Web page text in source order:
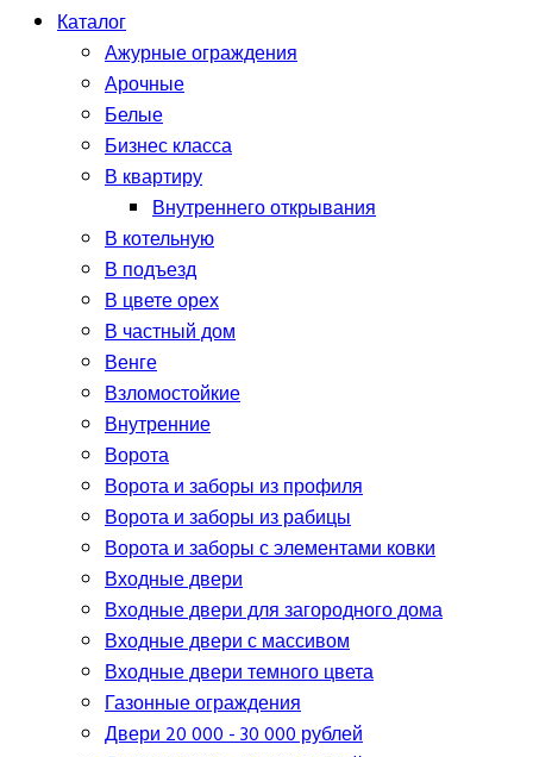
Каталог
Ажурные ограждения
Арочные
Белые
Бизнес класса
В квартиру
Внутреннего открывания
В котельную
В подъезд
В цвете орех
В частный дом
Венге
Взломостойкие
Внутренние
Ворота
Ворота и заборы из профиля
Ворота и заборы из рабицы
Ворота и заборы с элементами ковки
Входные двери
Входные двери для загородного дома
Входные двери с массивом
Входные двери темного цвета
Газонные ограждения
Двери 20 000 - 30 000 рублей